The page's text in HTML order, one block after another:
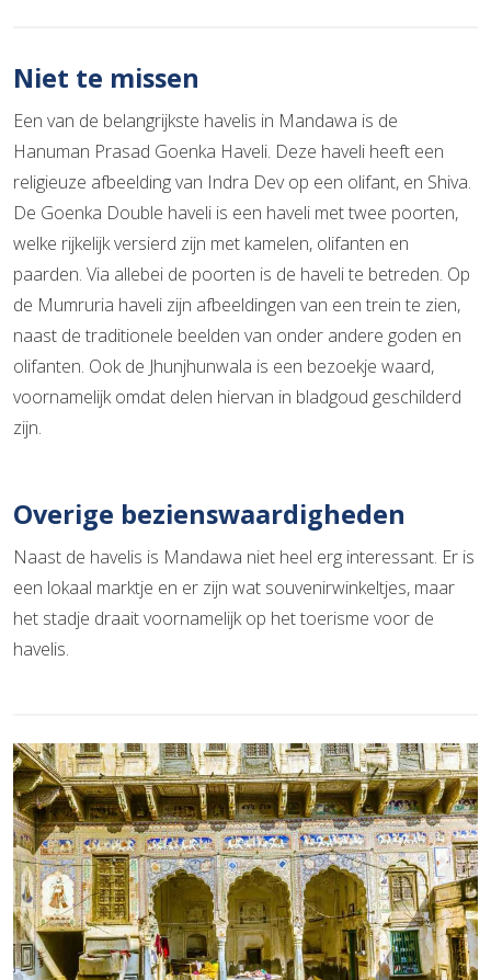
Niet te missen
Een van de belangrijkste havelis in Mandawa is de
Hanuman Prasad Goenka Haveli. Deze haveli heeft een
religieuze afbeelding van Indra Dev op een olifant, en Shiva.
De Goenka Double haveli is een haveli met twee poorten,
welke rijkelijk versierd zijn met kamelen, olifanten en
paarden. Via allebei de poorten is de haveli te betreden. Op
de Mumruria haveli zijn afbeeldingen van een trein te zien,
naast de traditionele beelden van onder andere goden en
olifanten. Ook de Jhunjhunwala is een bezoekje waard,
voornamelijk omdat delen hiervan in bladgoud geschilderd
zijn.
Overige bezienswaardigheden
Naast de havelis is Mandawa niet heel erg interessant. Er is
een lokaal marktje en er zijn wat souvenirwinkeltjes, maar
het stadje draait voornamelijk op het toerisme voor de
havelis.